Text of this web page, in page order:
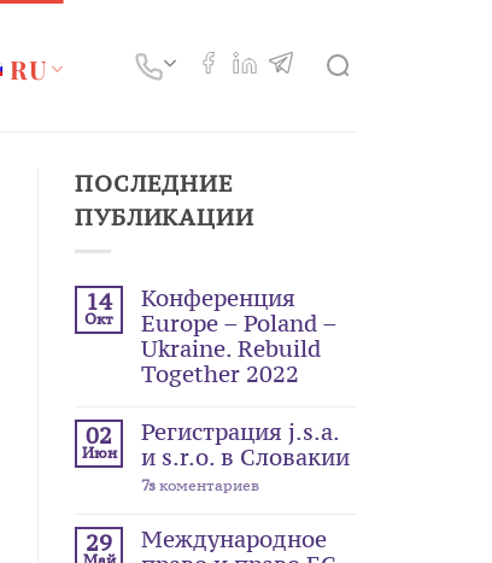
RU
ПОСЛЕДНИЕ
ПУБЛИКАЦИИ
14
Окт
Конференция
Europe – Poland –
Ukraine. Rebuild
Together 2022
02
Июн
Регистрация j.s.a.
и s.r.o. в Словакии
7sкоментариев
29
Международное